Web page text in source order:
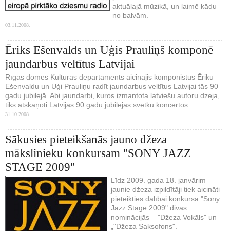
aktuālajā mūzikā, un laimē kādu
no balvām.
03.11.2008.
Ēriks Ešenvalds un Uģis Prauliņš komponē
jaundarbus veltītus Latvijai
Rīgas domes Kultūras departaments aicinājis komponistus Ēriku
Ešenvaldu un Uģi Prauliņu radīt jaundarbus veltītus Latvijai tās 90
gadu jubilejā. Abi jaundarbi, kuros izmantota latviešu autoru dzeja,
tiks atskaņoti Latvijas 90 gadu jubilejas svētku koncertos.
31.10.2008.
Sākusies pieteikšanās jauno džeza
mākslinieku konkursam "SONY JAZZ
STAGE 2009"
Līdz 2009. gada 18. janvārim
jaunie džeza izpildītāji tiek aicināti
pieteikties dalībai konkursā "Sony
Jazz Stage 2009" divās
nominācijās – "Džeza Vokāls" un
„"Džeza Saksofons".